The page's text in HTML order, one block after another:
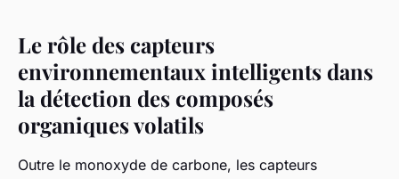
Le rôle des capteurs
environnementaux intelligents dans
la détection des composés
organiques volatils
Outre le monoxyde de carbone, les capteurs